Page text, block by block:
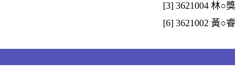
[3] 3621004 林○獎
[6] 3621002 黃○睿